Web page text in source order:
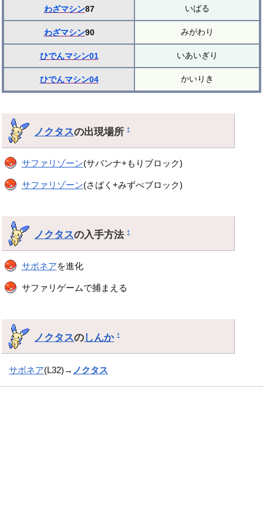
わざマシン87 いばる
わざマシン90 みがわり
ひでんマシン01 いあいぎり
ひでんマシン04 かいりき
ノクタスの出現場所†
サファリゾーン(サバンナ+もりブロック)
サファリゾーン(さばく+みずべブロック)
ノクタスの入手方法†
サボネアを進化
サファリゲームで捕まえる
ノクタスのしんか †
サボネア(L32)→ ノクタス